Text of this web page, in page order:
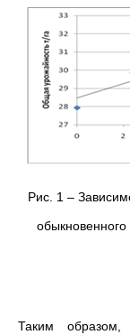
Рис. 1 –
Таким образом,